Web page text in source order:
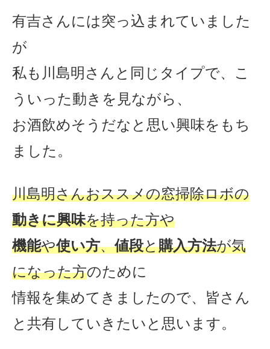
有吉さんには突っ込まれていました
が
私も川島明さんと同じタイプで、こ
ういった動きを見ながら、
お酒飲めそうだなと思い興味をもち
ました。
川島明さんおススメの窓掃除ロボの
動きに興味を持った方や
機能や使い方、値段と購入方法が気
になった方のために
情報を集めてきましたので、 皆さん
と共有していきたいと思います。